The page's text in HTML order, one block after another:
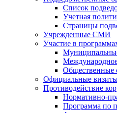
Список
Учетная
Страницы
Учрежденные СМИ
Участие в
Общественные
Официальные
Противодействие
Нормативно-
Программа по